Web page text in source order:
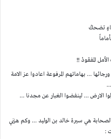
تضحكْ
المفقودْ !!
… بهاماتهم المرفوعة اعادوا عز الامة
…
الارض … لينفضوا الغبار عن مجدنا …
هي سيرة خالد بن الوليد … وكم هزني
: